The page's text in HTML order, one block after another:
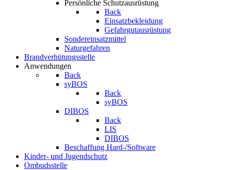
Persönliche Schutzausrüstung
Back
Einsatzbekleidung
Gefahrgutausrüstung
Sondereinsatzmittel
Naturgefahren
Brandverhütungsstelle
Anwendungen
Back
syBOS
Back
syBOS
DIBOS
Back
LIS
DIBOS
Beschaffung Hard-/Software
Kinder- und Jugendschutz
Ombudsstelle